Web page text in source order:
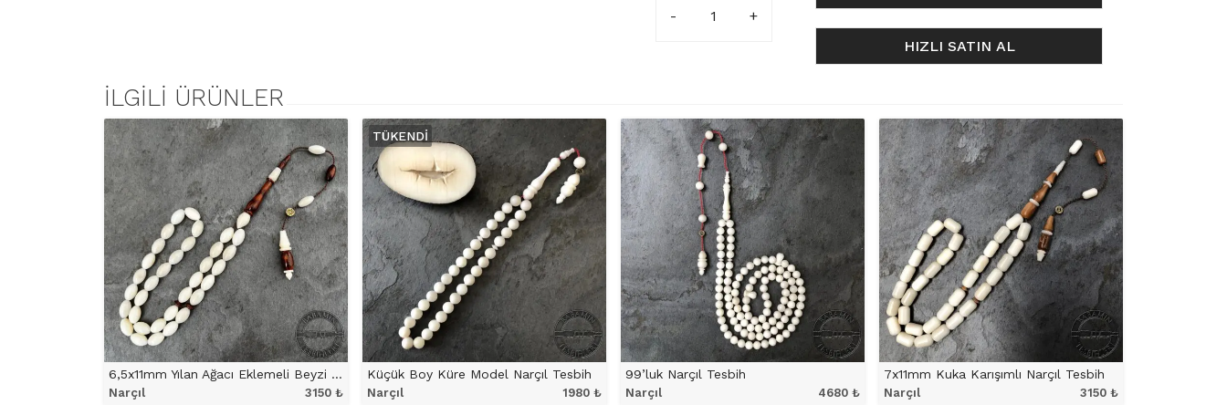
Yeşil
İmame
ve
Hitameli
Narçıl
Tesbih
adet
HIZLI SATIN AL
İLGILI ÜRÜNLER
6,5x11mm Yılan Ağacı Eklemeli Beyzi Model Narçıl Tesbih
Narçıl 3150 ₺
TÜKENDI
Küçük Boy Küre Model Narçıl Tesbih
Narçıl 1980 ₺
99’luk Narçıl Tesbih
Narçıl 4680 ₺
7x11mm Kuka Karışımlı Narçıl Tesbih
Narçıl 3150 ₺